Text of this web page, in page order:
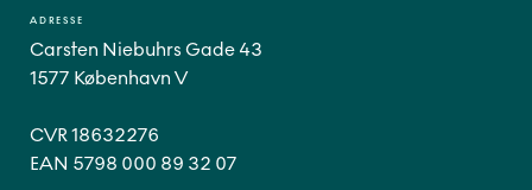
ADRESSE
Carsten Niebuhrs Gade 43
1577 København V
CVR 18632276
EAN 5798 000 89 32 07